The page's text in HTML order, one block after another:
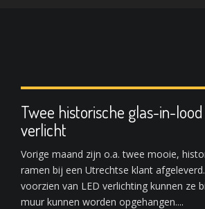
Twee historische glas-in-
verlicht
Vorige maand zijn o.a. twee mooie,
ramen bij een Utrechtse klant
voorzien van LED verlichting kunnen ze
muur kunnen worden opgehangen....